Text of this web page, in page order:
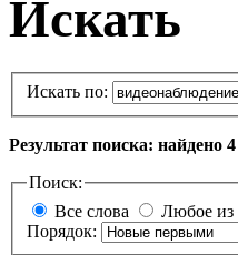
Искать
Искать по:
Результат поиска: найдено
Поиск:
Все слова
Любое из
Порядок: